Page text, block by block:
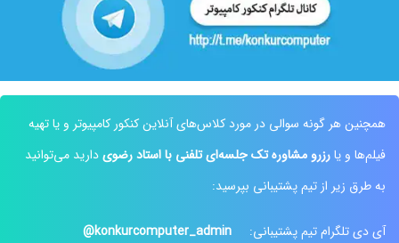
نظر رتبه 2 کنکور ارشد نظر رتبه 6 کنکور ارشد کامپیوتر
نظر رتبه 6 کنکور 1400
همچنین هر گونه سوالی در مورد کلاس‌های آنلاین کنکور کامپیوتر و یا تهیه
فیلم‌ها و یارزرو مشاوره تک جلسه‌ای تلفنی با استاد رضویدارید می‌توانید
به طرق زیر از تیم پشتیبانی بپرسید:
آی دی تلگرام تیم پشتیبانی: konkurcomputer_admin@